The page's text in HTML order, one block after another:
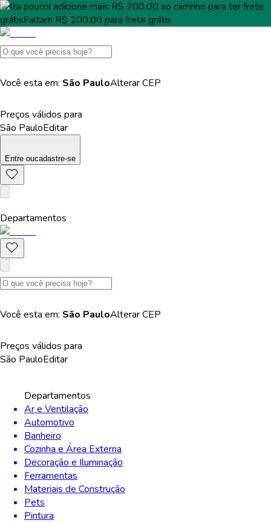
Falta pouco! adicione mais R$ 200,00 ao carrinho para terfrete
grátisFaltam R$ 200,00 para frete grátis
Você esta em: São PauloAlterarCEP
Preços válidos para
São PauloEditar
Entre oucadastre-se
Departamentos
Você esta em: São PauloAlterarCEP
Preços válidos para
São PauloEditar
Departamentos
Ar e Ventilação
Automotivo
Banheiro
Cozinha e Área Externa
Decoração e Iluminação
Ferramentas
Materiais de Construção
Pets
Pintura